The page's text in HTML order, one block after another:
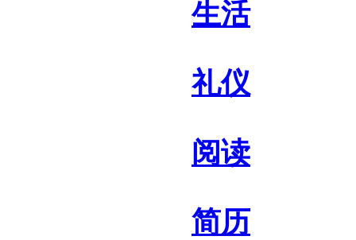
生活
礼仪
阅读
简历